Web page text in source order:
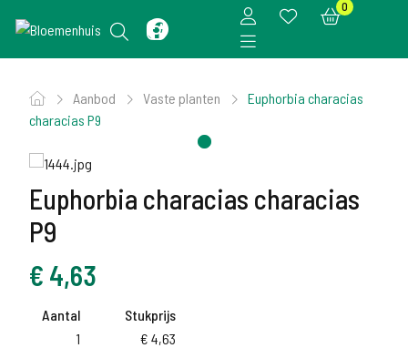
0
Aanbod Vaste planten
Euphorbia characias
characias P9
Euphorbia characias characias
P9
€ 4,63
Aantal
Stukprijs
1
€ 4,63